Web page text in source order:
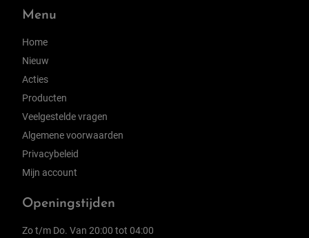
Menu
Home
Nieuw
Acties
Producten
Veelgestelde vragen
Algemene voorwaarden
Privacybeleid
Mijn account
Openingstijden
Zo t/m Do. Van 20:00 tot 04:00